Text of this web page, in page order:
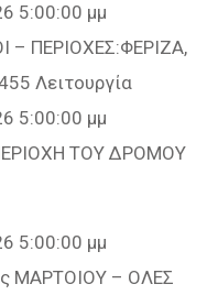
5:00:00 μμ
ΠΕΡΙΟΧΕΣ:ΦΕΡΙΖΑ,
Λειτουργία
5:00:00 μμ
ΤΟΥ ΔΡΟΜΟΥ
5:00:00 μμ
ΜΑΡΤΟΙΟΥ – ΟΛΕΣ